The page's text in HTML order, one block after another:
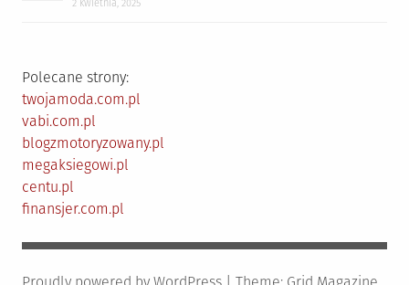
2 kwietnia, 2025
Polecane strony:
twojamoda.com.pl
vabi.com.pl
blogzmotoryzowany.pl
megaksiegowi.pl
centu.pl
finansjer.com.pl